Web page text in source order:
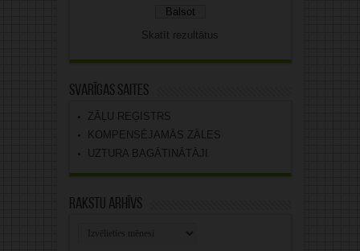
Skatīt rezultātus
Svarīgas saites
ZĀĻU REĢISTRS
KOMPENSĒJAMĀS ZĀLES
UZTURA BAGĀTINĀTĀJI
Rakstu arhīvs